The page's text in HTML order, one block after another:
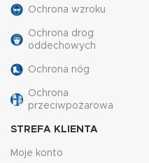
Ochrona wzroku
Ochrona drog
oddechowych
Ochrona nóg
Ochrona
przeciwpożarowa
STREFA KLIENTA
Moje konto